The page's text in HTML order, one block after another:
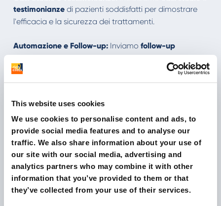
This website uses cookies
We use cookies to personalise content and ads, to
provide social media features and to analyse our
traffic. We also share information about your use of
our site with our social media, advertising and
analytics partners who may combine it with other
information that you’ve provided to them or that
they’ve collected from your use of their services.
testimonianzedi pazienti soddisfatti per dimostrare
l'efficacia e la sicurezza dei trattamenti.
Automazione e Follow-up:Inviamo follow-up
automaticibasati sulle interazioni dei destinatari,
fornendo ulteriori informazioni pertinenti.
I risultati
La cura messa in pratica nella nostra strategia ha
dimostrato come attraverso l'email marketing
personalizzato si possa davvero fare la differenza.
Ecco alcuni dati chiave che ne evidenziano il
successo: